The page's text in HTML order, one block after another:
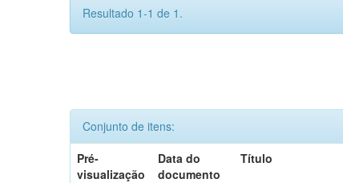
Resultado 1-1 de 1.
Conjunto de itens:
Pré-
visualização
Data do
documento
Título